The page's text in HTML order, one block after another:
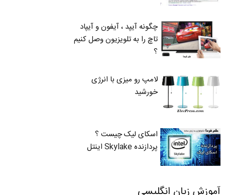
چگونه آیپد ، آیفون و آیپاد
تاچ را به تلویزیون وصل کنیم
؟
لامپ رو میزی با انرژی
خورشید
اسکای لیک چیست ؟
پردازنده Skylake اینتل